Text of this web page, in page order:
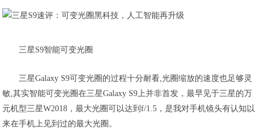
三星S9智能可变光圈
三星Galaxy S9可变光圈的过程十分耐看,光圈缩放的速度也足够灵
敏,其实智能可变光圈在三星Galaxy S9上并非首发，最早见于三星的万
元机型三星W2018，最大光圈可以达到f/1.5，是我对手机镜头有认知以
来在手机上见到过的最大光圈。